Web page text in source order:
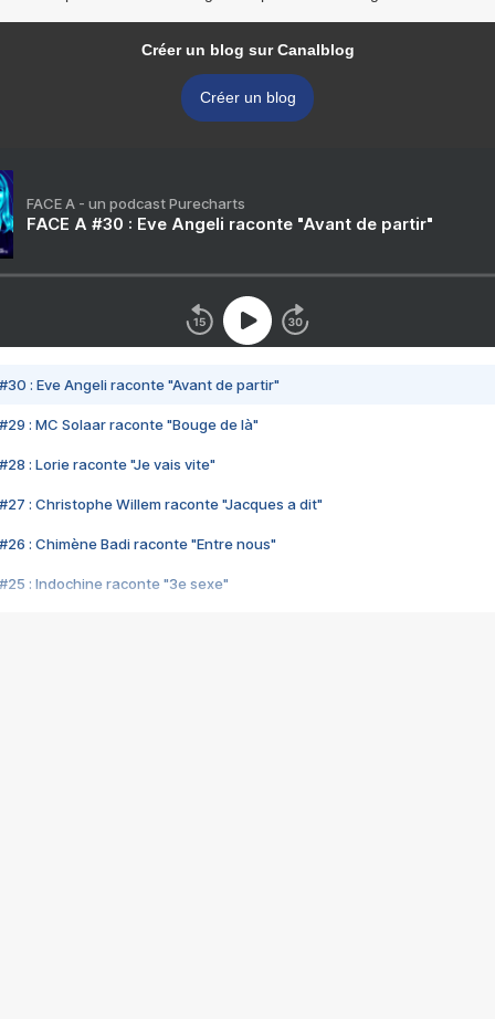
Créer un blog sur Canalblog
Créer un blog
FACE A - un podcast Purecharts
FACE A #30 : Eve Angeli raconte "Avant de partir"
#30 : Eve Angeli raconte "Avant de partir"
#29 : MC Solaar raconte "Bouge de là"
#28 : Lorie raconte "Je vais vite"
#27 : Christophe Willem raconte "Jacques a dit"
#26 : Chimène Badi raconte "Entre nous"
#25 : Indochine raconte "3e sexe"